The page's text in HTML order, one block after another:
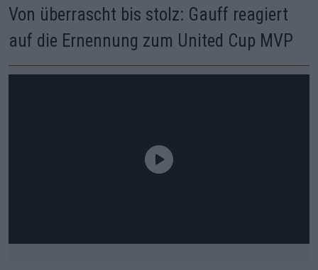
Von überrascht bis stolz: Gauff reagiert
auf die Ernennung zum United Cup MVP